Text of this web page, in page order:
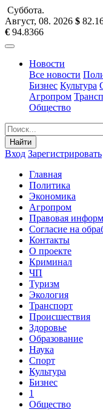
Суббота.
Август, 08. 2026 $
€ 94.8366
Новости
Все новости
Бизнес Культура
Агропром
Общество
Найти
Вход Зарегистрировать
Главная
Политика
Экономика
Агропром
Правовая
Согласие на
Контакты
О проекте
Криминал
ЧП
Туризм
Экология
Транспорт
Происшествия
Здоровье
Образование
Наука
Спорт
Культура
Бизнес
1
Общество